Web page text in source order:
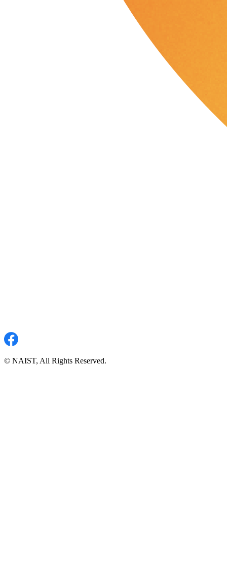
© NAIST, All Rights Reserved.